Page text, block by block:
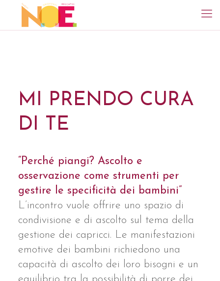
MI PRENDO CURA
DI TE
“Perché piangi? Ascolto e
osservazione come strumenti per
gestire le specificità dei bambini”
L’incontro vuole offrire uno spazio di
condivisione e di ascolto sul tema della
gestione dei capricci. Le manifestazioni
emotive dei bambini richiedono una
capacità di ascolto dei loro bisogni e un